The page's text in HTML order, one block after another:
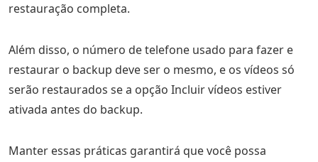
restauração completa.
Além disso, o número de telefone usado para fazer e
restaurar o backup deve ser o mesmo, e os vídeos só
serão restaurados se a opção Incluir vídeos estiver
ativada antes do backup.
Manter essas práticas garantirá que você possa